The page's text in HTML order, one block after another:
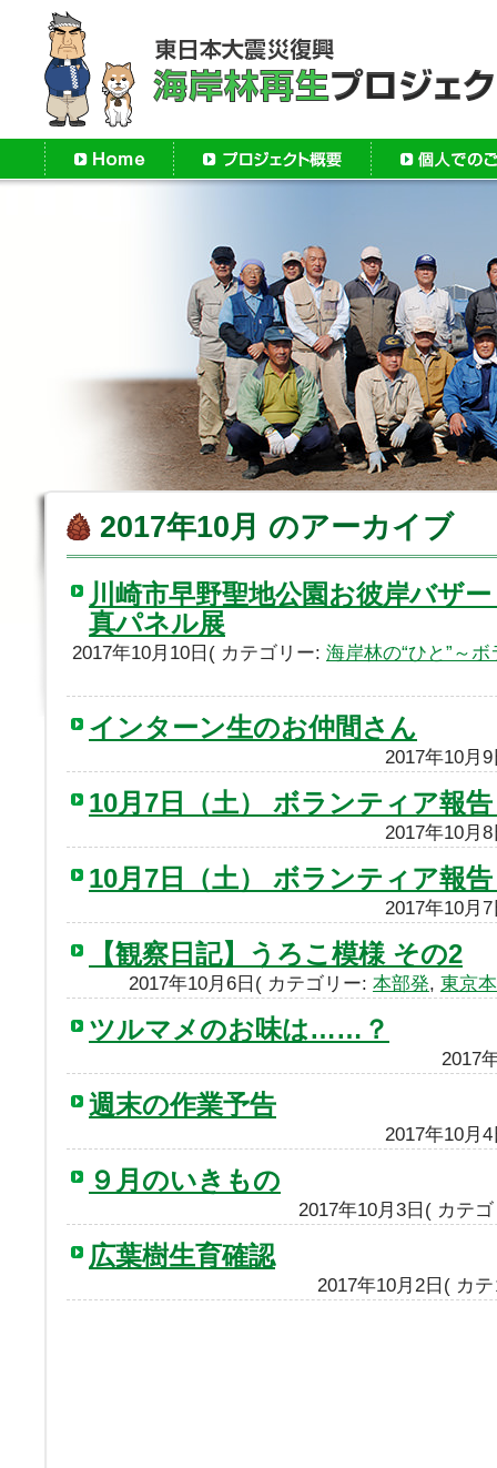
2017年10月 のアーカイブ
川崎市早野聖地公園お彼岸バザ
真パネル展
2017年10月10日( カテゴリー: 海岸林の“ひと”～
インターン生のお仲間さん
2017年10月
10月7日（土） ボランティア報
2017年10月
10月7日（土） ボランティア報
2017年10月
【観察日記】うろこ模様 その2
2017年10月6日( カテゴリー: 本部発, 東京
ツルマメのお味は……？
2017
週末の作業予告
2017年10月
９月のいきもの
2017年10月3日( カテ
広葉樹生育確認
2017年10月2日( カ